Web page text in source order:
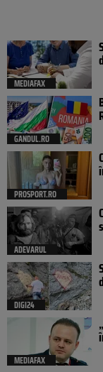
MEDIAFAX
GANDUL.RO
PROSPORT.RO
ADEVARUL
DIGI24
MEDIAFAX